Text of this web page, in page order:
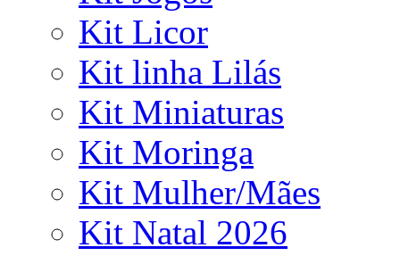
Kit Licor
Kit linha Lilás
Kit Miniaturas
Kit Moringa
Kit Mulher/Mães
Kit Natal 2026